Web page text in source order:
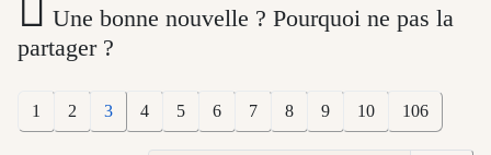
Une bonne nouvelle ? Pourquoi ne pas la
partager ?
1 2 3 4 5 6 7 8 9 10 106